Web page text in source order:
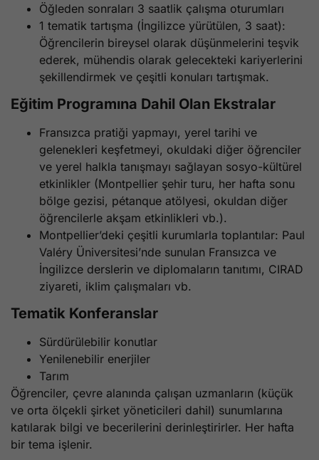
Öğleden sonraları 3 saatlik çalışma oturumları
1 tematik tartışma (İngilizce yürütülen, 3 saat):
Öğrencilerin bireysel olarak düşünmelerini teşvik
ederek, mühendis olarak gelecekteki kariyerlerini
şekillendirmek ve çeşitli konuları tartışmak.
Eğitim Programına Dahil Olan Ekstralar
Fransızca pratiği yapmayı, yerel tarihi ve
gelenekleri keşfetmeyi, okuldaki diğer öğrenciler
ve yerel halkla tanışmayı sağlayan sosyo-kültürel
etkinlikler (Montpellier şehir turu, her hafta sonu
bölge gezisi, pétanque atölyesi, okuldan diğer
öğrencilerle akşam etkinlikleri vb.).
Montpellier’deki çeşitli kurumlarla toplantılar: Paul
Valéry Üniversitesi’nde sunulan Fransızca ve
İngilizce derslerin ve diplomaların tanıtımı, CIRAD
ziyareti, iklim çalışmaları vb.
Tematik Konferanslar
Sürdürülebilir konutlar
Yenilenebilir enerjiler
Tarım
Öğrenciler, çevre alanında çalışan uzmanların (küçük
ve orta ölçekli şirket yöneticileri dahil) sunumlarına
katılarak bilgi ve becerilerini derinleştirirler. Her hafta
bir tema işlenir.